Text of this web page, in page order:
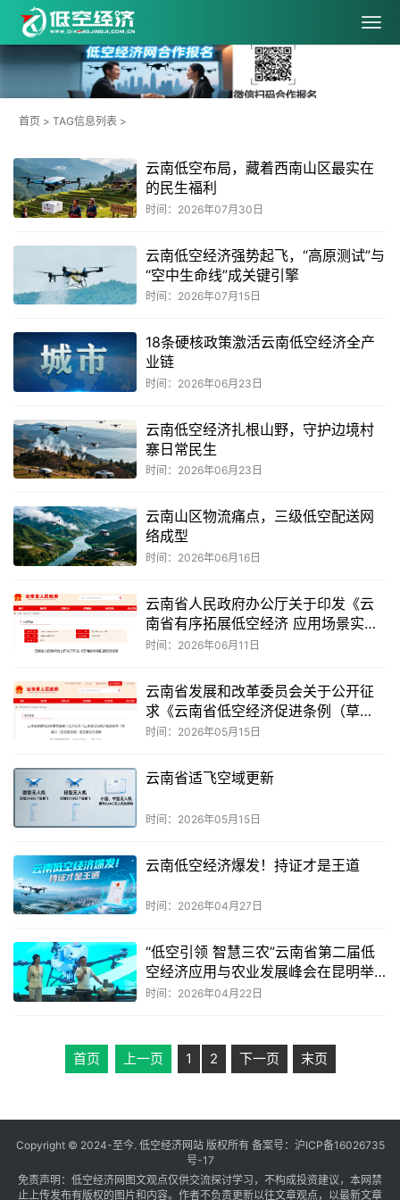
首页 > TAG信息列表 >
云南低空布局，藏着西南山区最实在
的民生福利
时间：2026年07月30日
云南低空经济强势起飞，“高原测试”与
“空中生命线”成关键引擎
时间：2026年07月15日
18条硬核政策激活云南低空经济全产
业链
时间：2026年06月23日
云南低空经济扎根山野，守护边境村
寨日常民生
时间：2026年06月23日
云南山区物流痛点，三级低空配送网
络成型
时间：2026年06月16日
云南省人民政府办公厅关于印发《云
南省有序拓展低空经济 应用场景实施
方案》的通知
时间：2026年06月11日
云南省发展和改革委员会关于公开征
求《云南省低空经济促进条例（草
案）》（征求意见稿）意见建议的通
时间：2026年05月15日
云南省适飞空域更新
时间：2026年05月15日
云南低空经济爆发！持证才是王道
时间：2026年04月27日
“低空引领 智慧三农”云南省第二届低
空经济应用与农业发展峰会在昆明举
行
时间：2026年04月22日
首页 上一页 1 2 下一页 末页
Copyright © 2024-至今. 低空经济网站 版权所有 备案号： 沪ICP备16026735
号-17
免责声明：低空经济网图文观点仅供交流探讨学习，不构成投资建议，本网禁
止上传发布有版权的图片和内容。作者不负责更新以往文章观点，以最新文章